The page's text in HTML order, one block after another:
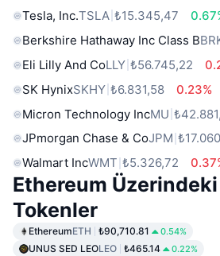
Tesla, Inc.TSLA ₺15.345,47
Berkshire Hathaway Inc Class B
Eli Lilly And CoLLY ₺56.745,22
SK HynixSKHY ₺6.831,58
0.23%
Micron Technology IncMU
JPmorgan Chase & CoJPM
Walmart IncWMT ₺5.326,72
Ethereum
Tokenler
EthereumETH ₺90,710.81 0.54%
UNUS SED LEOLEO ₺465.14 0.22%